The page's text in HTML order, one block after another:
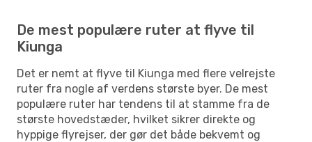
De mest populære ruter at flyve til
Kiunga
Det er nemt at flyve til Kiunga med flere velrejste
ruter fra nogle af verdens største byer. De mest
populære ruter har tendens til at stamme fra de
største hovedstæder, hvilket sikrer direkte og
hyppige flyrejser, der gør det både bekvemt og